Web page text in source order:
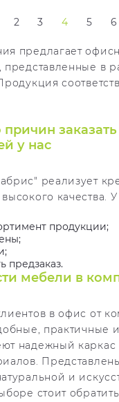
2 3 4 5 6
предлагает
представленные в
у нас
реализует
качества. У
продукции;
предзаказ.
мебели в
в офис от
практичные
надежный каркас
и
стоит